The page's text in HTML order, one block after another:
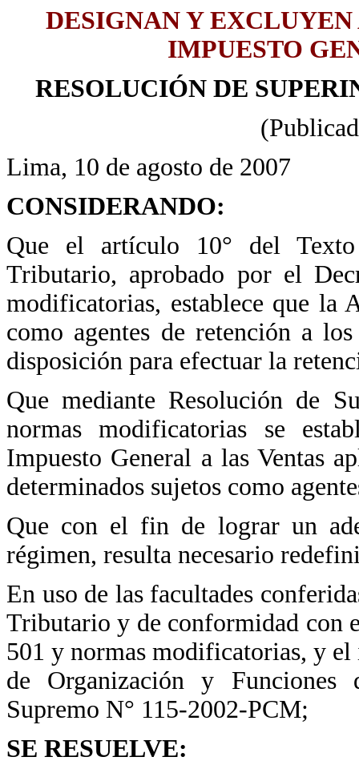
DESIGNAN Y
IMPUESTO
RESOLUCIÓN DE
Lima, 10 de agosto de 2007
CONSIDERANDO:
Que el artículo 10° del
Tributario, aprobado por el
modificatorias, establece que la
como agentes de retención a
disposición para efectuar la
Que mediante Resolución de
normas modificatorias se
Impuesto General a las Ventas
determinados sujetos como
Que con el fin de lograr un
régimen, resulta necesario
En uso de las facultades
Tributario y de conformidad con
501 y normas modificatorias, y
de Organización y
Supremo N° 115-2002-PCM;
SE RESUELVE: